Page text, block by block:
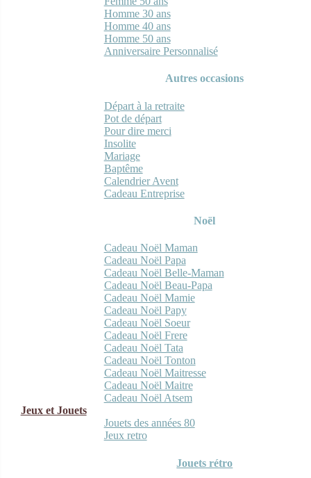
Homme 30 ans
Homme 40 ans
Homme 50 ans
Anniversaire Personnalisé
Autres occasions
Départ à la retraite
Pot de départ
Pour dire merci
Insolite
Mariage
Baptême
Calendrier Avent
Cadeau Entreprise
Noël
Cadeau Noël Maman
Cadeau Noël Papa
Cadeau Noël Belle-Maman
Cadeau Noël Beau-Papa
Cadeau Noël Mamie
Cadeau Noël Papy
Cadeau Noël Soeur
Cadeau Noël Frere
Cadeau Noël Tata
Cadeau Noël Tonton
Cadeau Noël Maitresse
Cadeau Noël Maitre
Cadeau Noël Atsem
Jeux et Jouets
Jouets des années 80
Jeux retro
Jouets rétro